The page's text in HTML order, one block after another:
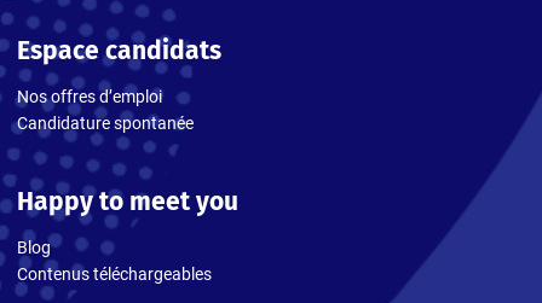
Espace candidats
Nos offres d’emploi
Candidature spontanée
Happy to meet you
Blog
Contenus téléchargeables